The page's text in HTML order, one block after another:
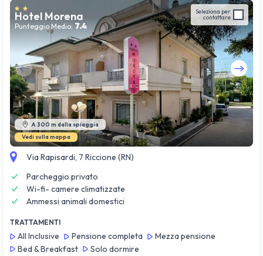
Guarda tutte le foto
Hotel Morena
Punteggio Medio: 7.4
Seleziona per
contattare
A 300 m dalla spiaggia
Vedi sulla mappa
Via Rapisardi, 7 Riccione (RN)
Parcheggio privato
Wi-fi- camere climatizzate
Ammessi animali domestici
TRATTAMENTI
All Inclusive Pensione completa
Mezza pensione
Bed & Breakfast
Solo dormire